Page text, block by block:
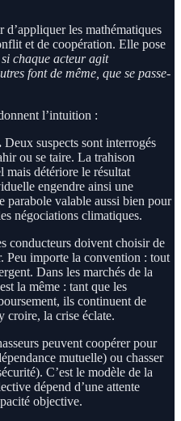
d’appliquer les mathématiques
et de coopération. Elle pose
si chaque acteur agit
font de même, que se passe-
l’intuition :
Deux suspects sont interrogés
ou se taire. La trahison
détériore le résultat
engendre ainsi une
valable aussi bien pour
négociations climatiques.
conducteurs doivent choisir de
Peu importe la convention : tout
Dans les marchés de la
la même : tant que les
ils continuent de
croire, la crise éclate.
peuvent coopérer pour
mutuelle) ou chasser
C’est le modèle de la
dépend d’une attente
objective.